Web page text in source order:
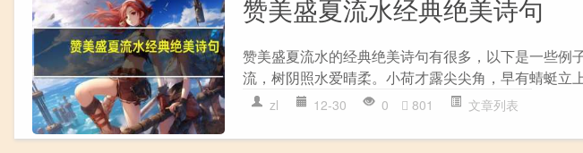
赞美盛夏流水经典绝美诗句
赞美盛夏流水的经典绝美诗句有很多，以下是一些例
流，树阴照水爱晴柔。小荷才露尖尖角，早有蜻蜓立
zl 12-30 0 801 文章列表